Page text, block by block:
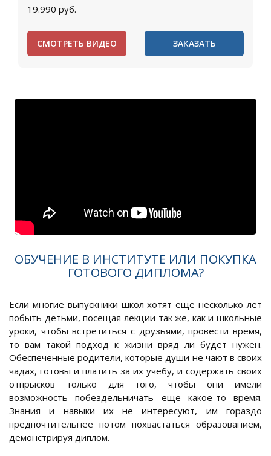
19.990 руб.
СМОТРЕТЬ ВИДЕО ЗАКАЗАТЬ
ОБУЧЕНИЕ В ИНСТИТУТЕ ИЛИ ПОКУПКА
ГОТОВОГО ДИПЛОМА?
Если многие выпускники школ хотят еще несколько лет
побыть детьми, посещая лекции так же, как и школьные
уроки, чтобы встретиться с друзьями, провести время,
то вам такой подход к жизни вряд ли будет нужен.
Обеспеченные родители, которые души не чают в своих
чадах, готовы и платить за их учебу, и содержать своих
отпрысков только для того, чтобы они имели
возможность побездельничать еще какое-то время.
Знания и навыки их не интересуют, им гораздо
предпочтительнее потом похвастаться образованием,
демонстрируя диплом.